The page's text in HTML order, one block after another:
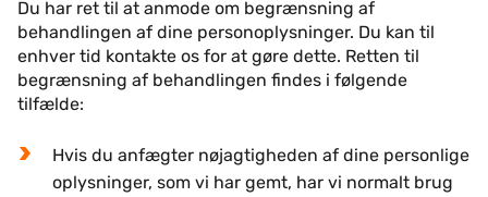
Du har ret til at anmode om begrænsning af
behandlingen af dine personoplysninger. Du kan til
enhver tid kontakte os for at gøre dette. Retten til
begrænsning af behandlingen findes i følgende
tilfælde:
Hvis du anfægter nøjagtigheden af dine personlige
oplysninger, som vi har gemt, har vi normalt brug